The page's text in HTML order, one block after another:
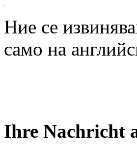
Ние се
само на
Ihre Nachricht